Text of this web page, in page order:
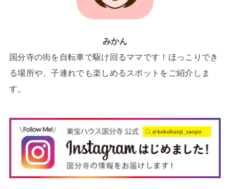
みかん
国分寺の街を自転車で駆け回るママです！ほっこりでき
る場所や、子連れでも楽しめるスポットをご紹介しま
す。